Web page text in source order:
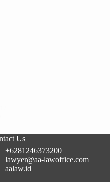
Us
+6281246373200
lawyer@aa-lawoffice.com
aalaw.id